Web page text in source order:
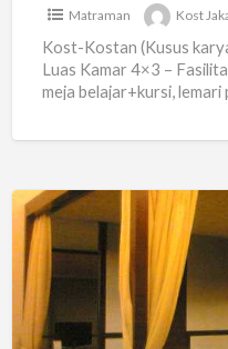
Matraman Kost
Kost-Kostan (Kusus
Luas Kamar 4×3 –
meja belajar+kursi, lemari
Rumah
Kos
Hokkie
Yang